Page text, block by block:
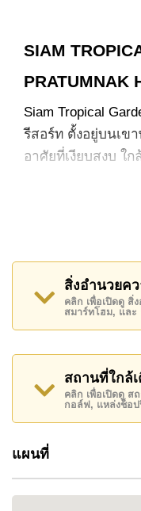
SIAM
PRATUMNAK
Siam Tropical
รีสอร์ท ตั้งอยู่บนเข
อาศัยที่เงียบสงบ ใ
โครงการพัฒนาโด
ประกอบด้วยอาคา
ว่ายน้ำขนาดใหญ่ป
มีจำนวนยูนิตประม
25 ตารางเมตร ไ
ประมาณ 85 ตาราง
ทำไมจึงควรเลือ
• สระว่ายน้ำขนา
• มีรูปแบบห้องหลาก
• ทำเลที่มีความต้อง
• พัฒนาโดยผู้พัฒน
สิ่งอำนวยค
คลิก เพื่อเปิดดู สิ่
สมาร์ทโฮม, และ
สถานที่ใกล้เ
คลิก เพื่อเปิดดู ส
กอล์ฟ, แหล่งช็อ
แผนที่